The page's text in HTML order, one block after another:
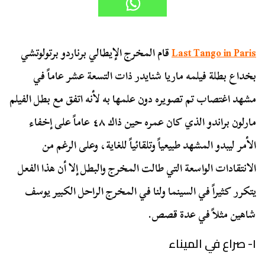
Last Tango in Parisقام المخرجالإيطالي برناردو برتولوتشي
بخداع بطلة فيلمه ماريا شنايدر ذات التسعة عشر عاماً في
مشهد اغتصاب تم تصويره دون علمها به لأنه اتفق مع بطل الفيلم
مارلون براندو الذي كان عمره حين ذاك ٤٨ عاماً على إخفاء
الأمر ليبدو المشهد طبيعياً وتلقائياً للغاية، وعلى الرغم من
الانتقادات الواسعة التي طالت المخرج والبطل إلا أن هذا الفعل
يتكرر كثيراً في السينما ولنا في المخرج الراحل الكبير يوسف
شاهين مثلاً في عدة قصص.
١- صراع في الميناء